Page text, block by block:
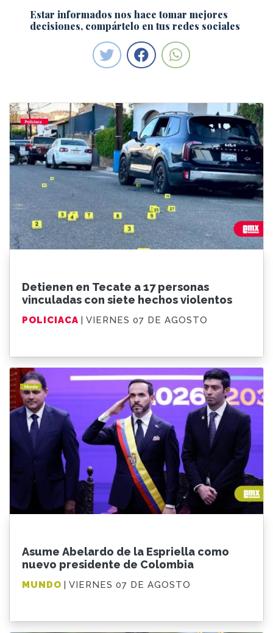
Detienen en Tecate a 17 personas
vinculadas con siete hechos violentos
POLICIACA | VIERNES 07 DE AGOSTO
Asume Abelardo de la Espriella como
nuevo presidente de Colombia
MUNDO | VIERNES 07 DE AGOSTO
Estar informados nos hace tomar mejores
decisiones, compártelo en tus redes sociales